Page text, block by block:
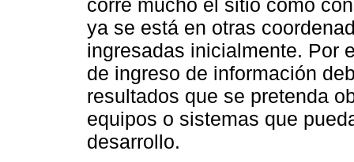
corre mucho el sitio como
ya se está en otras
ingresadas inicialmente. Por
de ingreso de información
resultados que se pretenda
equipos o sistemas que
desarrollo.